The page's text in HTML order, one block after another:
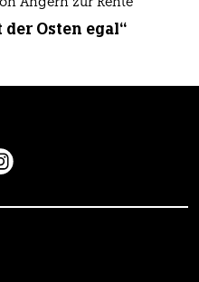
Angern zur Rente
der Osten egal“